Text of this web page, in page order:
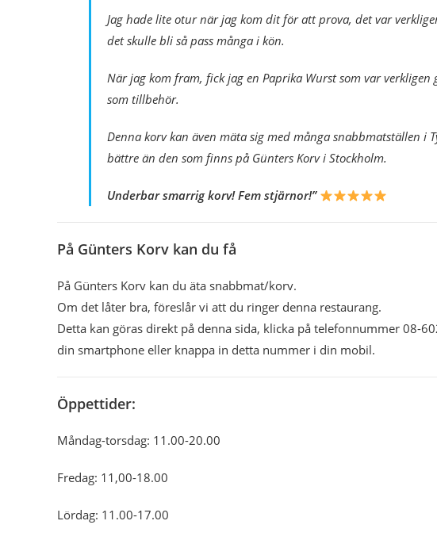
Jag hade lite otur när jag kom dit för att prova, det var
det skulle bli så pass många i kön.
När jag kom fram, fick jag en Paprika Wurst som var
som tillbehör.
Denna korv kan även mäta sig med många snabbmatställen i
bättre än den som finns på Günters Korv i Stockholm.
Underbar smarrig korv! Fem stjärnor!”
På Günters Korv kan du få
På Günters Korv kan du äta snabbmat/korv.
Om det låter bra, föreslår vi att du ringer denna restaurang.
Detta kan göras direkt på denna sida, klicka på telefonnummer 08-
din smartphone eller knappa in detta nummer i din mobil.
Öppettider:
Måndag-torsdag: 11.00-20.00
Fredag: 11,00-18.00
Lördag: 11.00-17.00